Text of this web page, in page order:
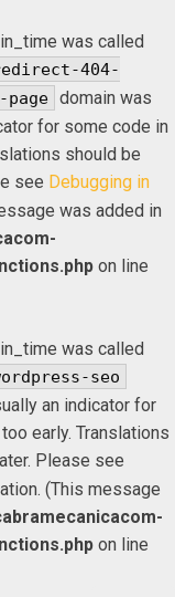
was called
404-
domain was
for some code in
should be
see Debugging in
was added in
on line
was called
seo
an indicator for
early. Translations
Please see
(This message
on line